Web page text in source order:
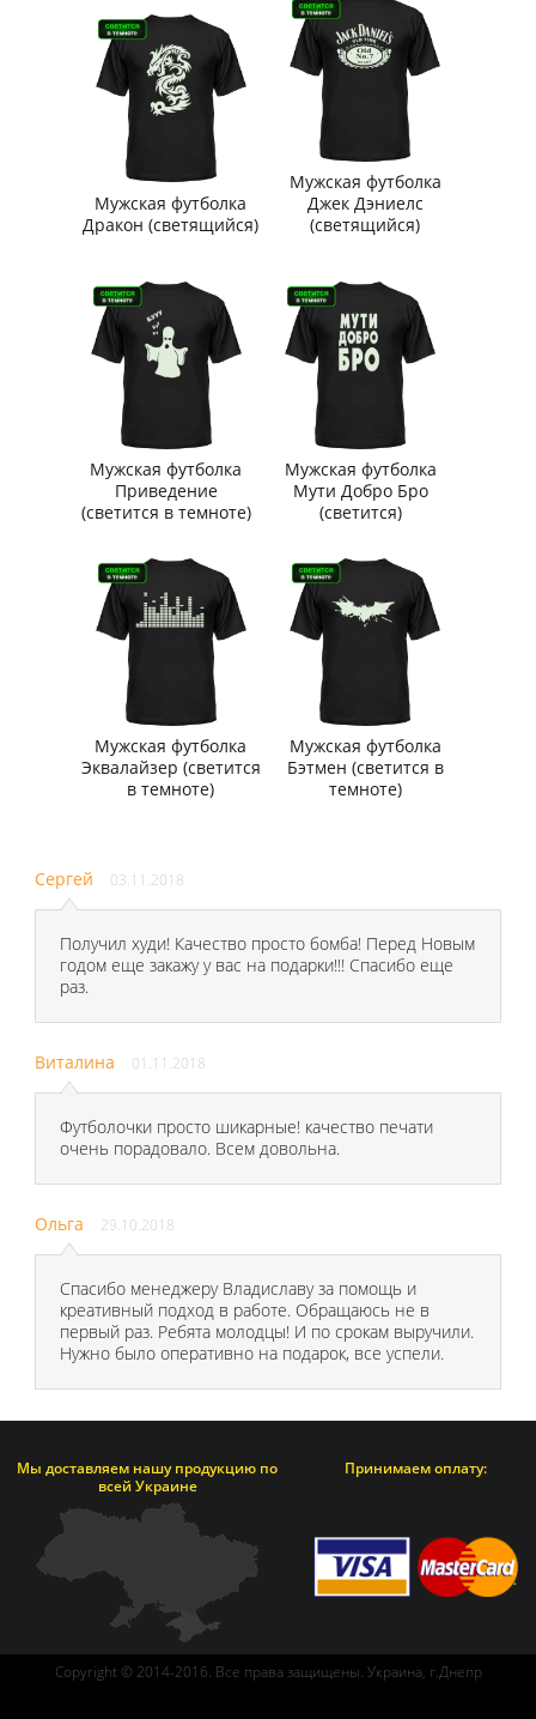
Мужская футболка
Дракон (светящийся)
Мужская футболка
Джек Дэниелс
(светящийся)
Мужская футболка
Приведение
(светится в темноте)
Мужская футболка
Мути Добро Бро
(светится)
Мужская футболка
Эквалайзер (светится
в темноте)
Мужская футболка
Бэтмен (светится в
темноте)
Сергей 03.11.2018
Получил худи! Качество просто бомба! Перед Новым
годом еще закажу у вас на подарки!!! Спасибо еще
раз.
Виталина 01.11.2018
Футболочки просто шикарные! качество печати
очень порадовало. Всем довольна.
Ольга 29.10.2018
Спасибо менеджеру Владиславу за помощь и
креативный подход в работе. Обращаюсь не в
первый раз. Ребята молодцы! И по срокам выручили.
Нужно было оперативно на подарок, все успели.
Мы доставляем нашу продукцию по
всей Украине
Принимаем оплату:
Copyright © 2014-2016. Все права защищены. Украина, г.Днепр